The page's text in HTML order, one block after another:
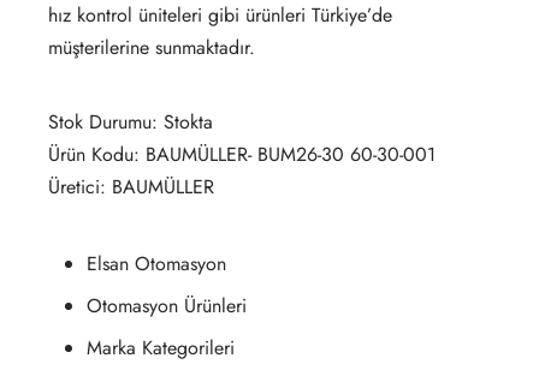
hız kontrol üniteleri gibi ürünleri Türkiye’de
müşterilerine sunmaktadır.
Stok Durumu: Stokta
Ürün Kodu: BAUMÜLLER- BUM26-30 60-30-001
Üretici: BAUMÜLLER
Elsan Otomasyon
Otomasyon Ürünleri
Marka Kategorileri